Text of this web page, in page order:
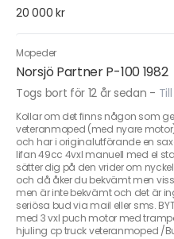
20 000 kr
Mopeder
Norsjö Partner P-100 1982
Togs bort för 12 år sedan -
Kollar om det finns någon som
veteranmoped (med nyare
och har i originalutförande en
lifan 49cc 4vxl manuell med el
sätter dig på den vrider om
och då åker du bekvämt men
men är inte bekvämt och det är
seriösa bud via mail eller sms.
med 3 vxl puch motor med
hjuling cp truck veteranmoped /